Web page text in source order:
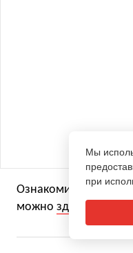
Ознакомиться с
можно здесь
Мы
при